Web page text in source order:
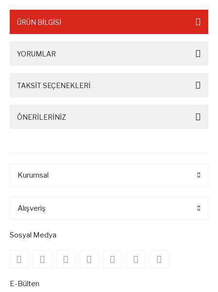
ÜRÜN BİLGİSİ
YORUMLAR
TAKSİT SEÇENEKLERİ
ÖNERİLERİNİZ
Kurumsal
Alışveriş
Sosyal Medya
E-Bülten